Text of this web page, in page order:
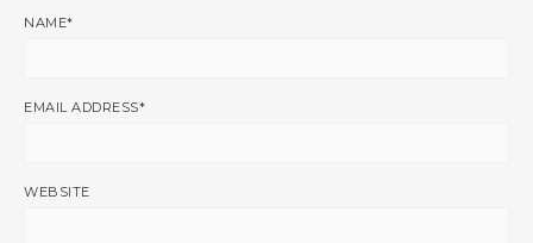
NAME*
EMAIL ADDRESS*
WEBSITE